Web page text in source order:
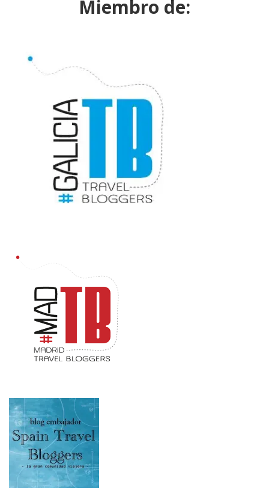
Miembro de: